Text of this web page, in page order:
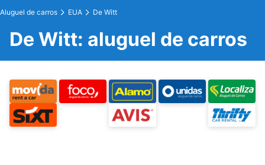
Aluguel de carros EUA De Witt
De Witt: aluguel de carros